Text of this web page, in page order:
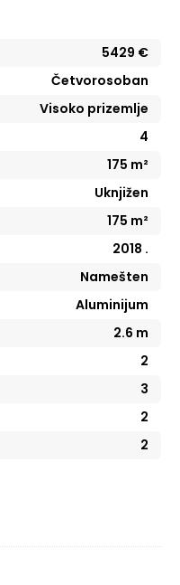
5429 €
Četvorosoban
Visoko prizemlje
4
175 m²
Uknjižen
175 m²
2018 .
Namešten
Aluminijum
2.6 m
2
3
2
2